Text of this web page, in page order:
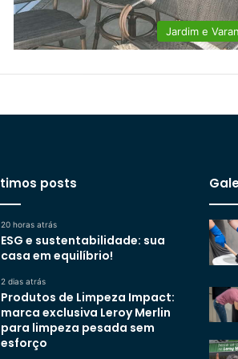
Jardim e
posts
20 horas atrás
ESG e sustentabilidade: sua
casa em equilíbrio!
2 dias atrás
Produtos de Limpeza Impact:
marca exclusiva Leroy Merlin
para limpeza pesada sem
esforço